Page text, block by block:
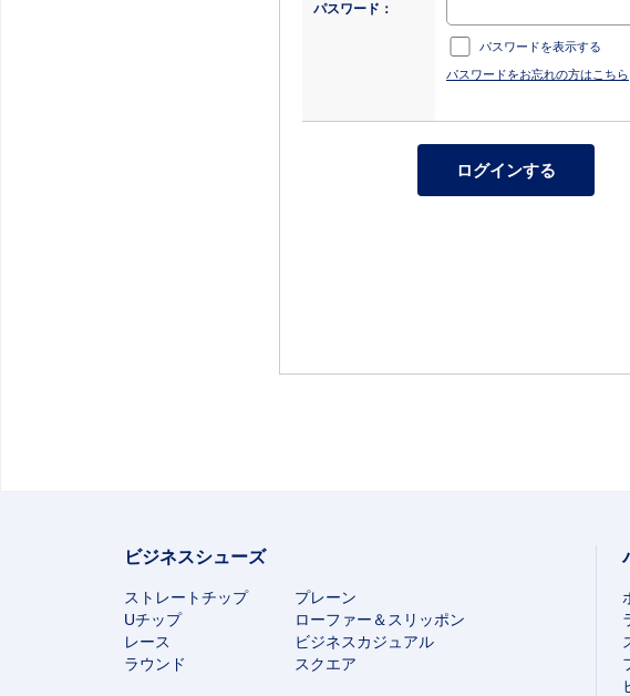
パスワード：
パスワードを表示する
パスワードをお忘れの方はこちら
ビジネスシューズ
ストレートチップ
プレーン
Uチップ
ローファー＆スリッポン
レース
ビジネスカジュアル
ラウンド
スクエア